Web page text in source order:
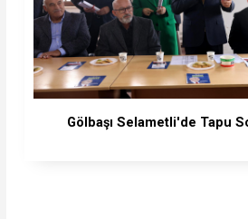
Gölbaşı Selametli'de Tapu